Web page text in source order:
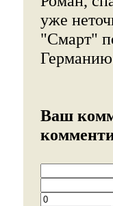
уже
"Смарт"
Ваш